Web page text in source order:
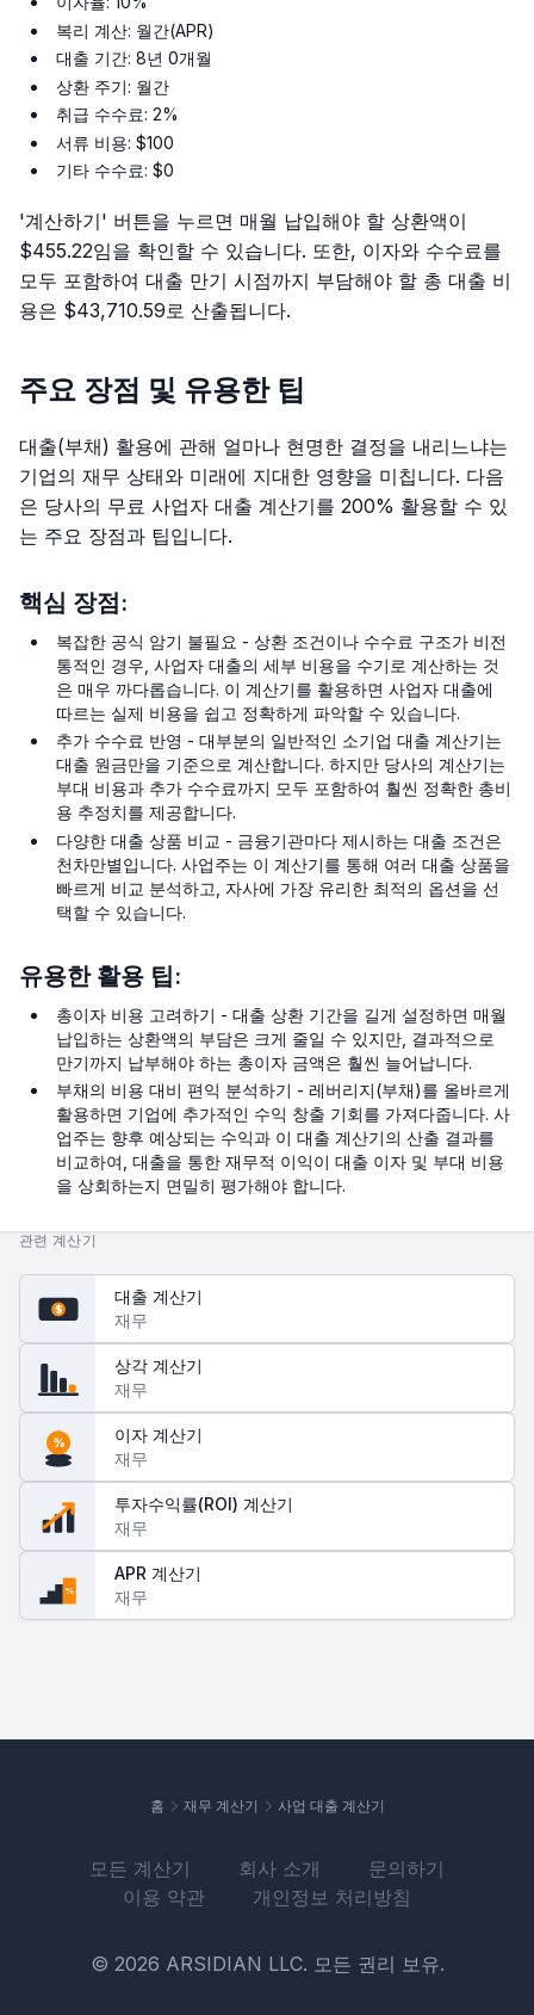
복리 계산: 월간(APR)
대출 기간: 8년 0개월
상환 주기: 월간
취급 수수료: 2%
서류 비용: $100
기타 수수료: $0
'계산하기' 버튼을 누르면 매월 납입해야 할 상환액이
$455.22임을 확인할 수 있습니다. 또한, 이자와 수수료를
모두 포함하여 대출 만기 시점까지 부담해야 할 총 대출 비
용은 $43,710.59로 산출됩니다.
주요 장점 및 유용한 팁
대출(부채) 활용에 관해 얼마나 현명한 결정을 내리느냐는
기업의 재무 상태와 미래에 지대한 영향을 미칩니다. 다음
은 당사의 무료 사업자 대출 계산기를 200% 활용할 수 있
는 주요 장점과 팁입니다.
핵심 장점:
복잡한 공식 암기 불필요 - 상환 조건이나 수수료 구조가 비전
통적인 경우, 사업자 대출의 세부 비용을 수기로 계산하는 것
은 매우 까다롭습니다. 이 계산기를 활용하면 사업자 대출에
따르는 실제 비용을 쉽고 정확하게 파악할 수 있습니다.
추가 수수료 반영 - 대부분의 일반적인 소기업 대출 계산기는
대출 원금만을 기준으로 계산합니다. 하지만 당사의 계산기는
부대 비용과 추가 수수료까지 모두 포함하여 훨씬 정확한 총비
용 추정치를 제공합니다.
다양한 대출 상품 비교 - 금융기관마다 제시하는 대출 조건은
천차만별입니다. 사업주는 이 계산기를 통해 여러 대출 상품을
빠르게 비교 분석하고, 자사에 가장 유리한 최적의 옵션을 선
택할 수 있습니다.
유용한 활용 팁:
총이자 비용 고려하기 - 대출 상환 기간을 길게 설정하면 매월
납입하는 상환액의 부담은 크게 줄일 수 있지만, 결과적으로
만기까지 납부해야 하는 총이자 금액은 훨씬 늘어납니다.
부채의 비용 대비 편익 분석하기 - 레버리지(부채)를 올바르게
활용하면 기업에 추가적인 수익 창출 기회를 가져다줍니다. 사
업주는 향후 예상되는 수익과 이 대출 계산기의 산출 결과를
비교하여, 대출을 통한 재무적 이익이 대출 이자 및 부대 비용
을 상회하는지 면밀히 평가해야 합니다.
관련 계산기
$
대출 계산기
재무
상각 계산기
재무
%
이자 계산기
재무
투자수익률(ROI) 계산기
재무
%
APR 계산기
재무
홈 재무 계산기 사업 대출 계산기
모든 계산기 회사 소개
문의하기
이용 약관
개인정보 처리방침
© 2026 ARSIDIAN LLC. 모든 권리 보유.